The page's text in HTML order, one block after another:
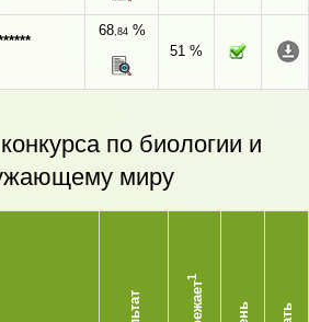
68,84%
51 %
по биологии и
миру
1